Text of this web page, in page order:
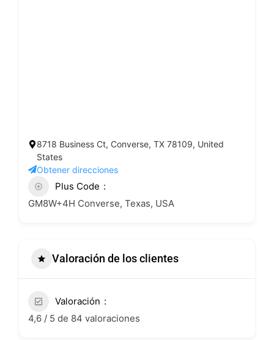
8718 Business Ct, Converse, TX 78109, United
States
Obtener direcciones
Plus Code
GM8W+4H Converse, Texas, USA
Valoración de los clientes
Valoración
4,6 / 5 de 84 valoraciones